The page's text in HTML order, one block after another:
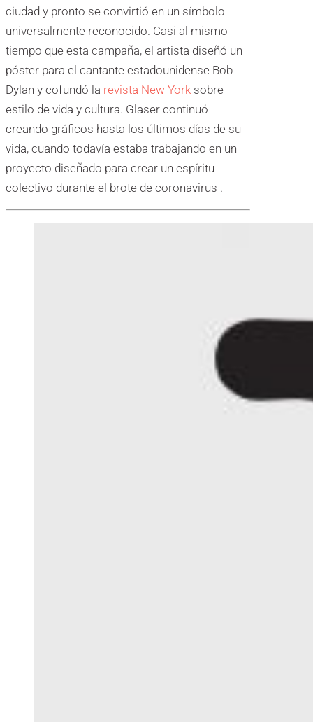
ciudad y pronto se convirtió en un símbolo
universalmente reconocido. Casi al mismo
tiempo que esta campaña, el artista diseñó un
póster para el cantante estadounidense Bob
Dylan y cofundó la revista New York sobre
estilo de vida y cultura. Glaser continuó
creando gráficos hasta los últimos días de su
vida, cuando todavía estaba trabajando en un
proyecto diseñado para crear un espíritu
colectivo durante el brote de coronavirus .